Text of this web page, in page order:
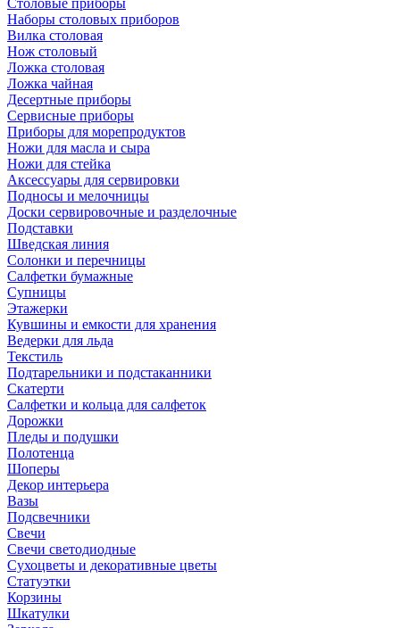
Столовые приборы
Наборы столовых приборов
Вилка столовая
Нож столовый
Ложка столовая
Ложка чайная
Десертные приборы
Сервисные приборы
Приборы для морепродуктов
Ножи для масла и сыра
Ножи для стейка
Аксессуары для сервировки
Подносы и мелочницы
Доски сервировочные и разделочные
Подставки
Шведская линия
Солонки и перечницы
Салфетки бумажные
Супницы
Этажерки
Кувшины и емкости для хранения
Ведерки для льда
Текстиль
Подтарельники и подстаканники
Скатерти
Салфетки и кольца для салфеток
Дорожки
Пледы и подушки
Полотенца
Шоперы
Декор интерьера
Вазы
Подсвечники
Свечи
Свечи светодиодные
Сухоцветы и декоративные цветы
Статуэтки
Корзины
Шкатулки